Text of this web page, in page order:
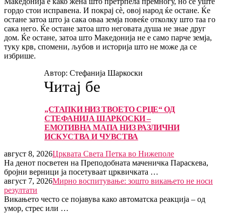
гордо стои исправена. И покрај сè, овој народ ќе остане. Ќе
остане затоа што ја сака оваа земја повеќе отколку што таа го
сака него. Ќе остане затоа што неговата душа не знае друг
дом. Ќе остане, затоа што Македонија не е само парче земја,
туку крв, спомени, љубов и историја што не може да се
избрише.
Автор: Стефанија Шаркоски
Читај бе
„СТАПКИ НИЗ ТВОЕТО СРЦЕ“ ОД
СТЕФАНИЈА ШАРКОСКИ –
ЕМОТИВНА МАПА НИЗ РАЗЛИЧНИ
ИСКУСТВА И ЧУВСТВА
август 8, 2026Црквата Света Петка во Нижеполе
На денот посветен на Преподобната маченичка Параскева,
бројни верници ја посетуваат црквичката …
август 7, 2026Мирно воспитување: зошто викањето не носи
резултати
Викањето често се појавува како автоматска реакција – од
умор, стрес или …